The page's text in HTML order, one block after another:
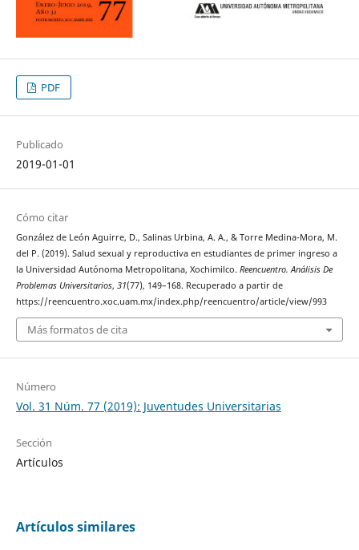
PDF
Publicado
2019-01-01
Cómo citar
González de León Aguirre, D., Salinas Urbina, A. A., & Torre Medina-Mora, M.
del P. (2019). Salud sexual y reproductiva en estudiantes de primer ingreso a
la Universidad Autónoma Metropolitana, Xochimilco. Reencuentro. Análisis De
Problemas Universitarios, 31(77), 149–168. Recuperado a partir de
https://reencuentro.xoc.uam.mx/index.php/reencuentro/article/view/993
Más formatos de cita
Número
Vol. 31 Núm. 77 (2019): Juventudes Universitarias
Sección
Artículos
Artículos similares